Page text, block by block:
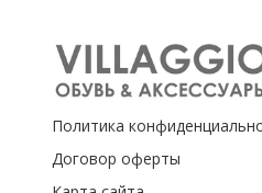
Политика
Договор оферты